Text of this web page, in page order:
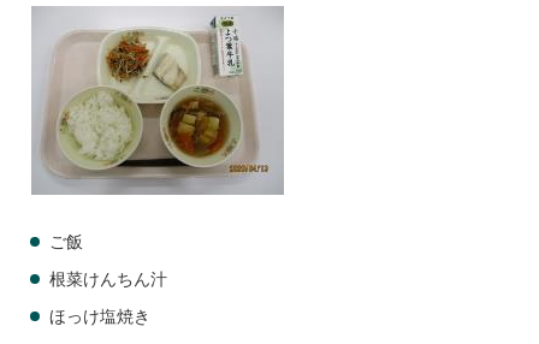
ご飯
根菜けんちん汁
ほっけ塩焼き